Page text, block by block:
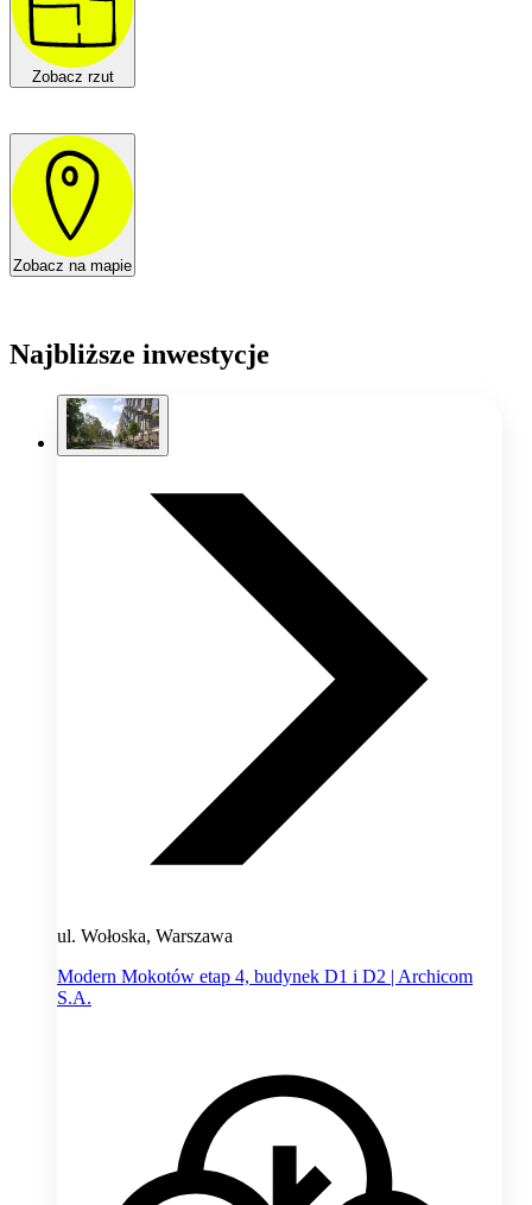
Zobacz rzut
Zobacz na mapie
Najbliższe inwestycje
ul. Wołoska, Warszawa
Modern Mokotów etap 4, budynek D1 i D2 | Archicom
S.A.